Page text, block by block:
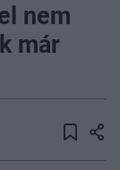
nem
már